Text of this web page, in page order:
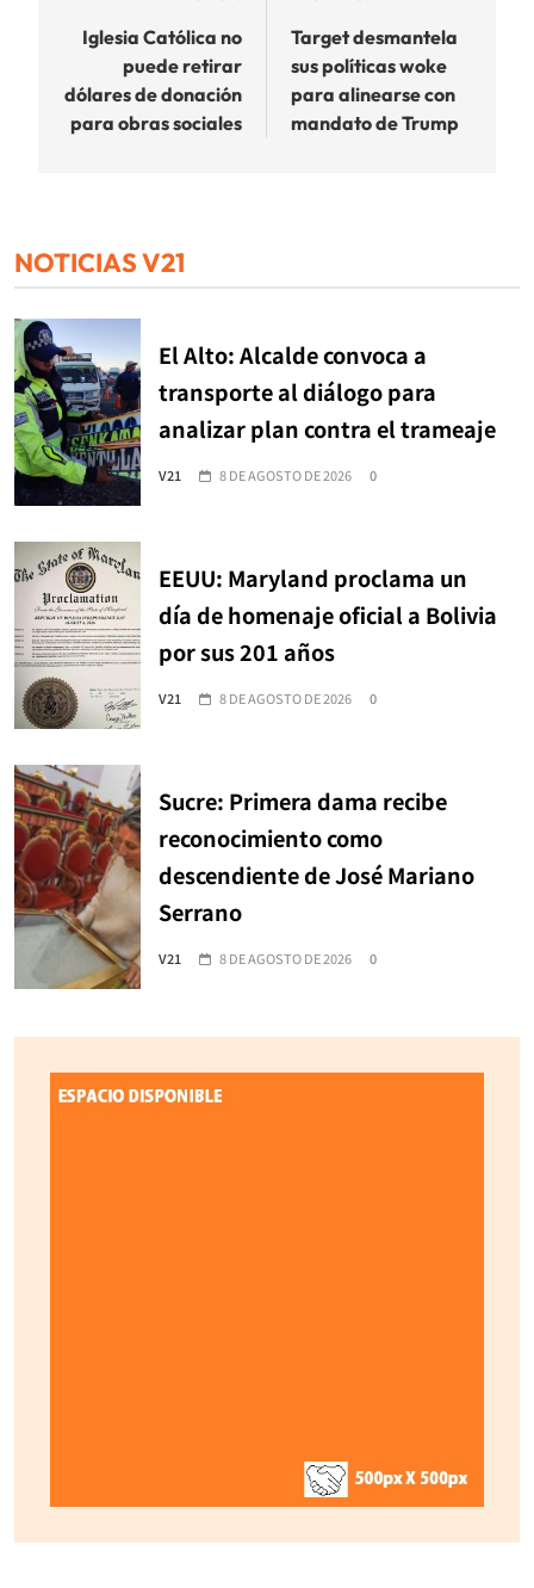
de
entradas
Iglesia Católica no
puede retirar
dólares de donación
para obras sociales
Target desmantela
sus políticas woke
para alinearse con
mandato de Trump
NOTICIAS V21
El Alto: Alcalde convoca a
transporte al diálogo para
analizar plan contra el trameaje
V21 8 DE AGOSTO DE 2026 0
EEUU: Maryland proclama un
día de homenaje oficial a Bolivia
por sus 201 años
V21 8 DE AGOSTO DE 2026 0
Sucre: Primera dama recibe
reconocimiento como
descendiente de José Mariano
Serrano
V21 8 DE AGOSTO DE 2026 0